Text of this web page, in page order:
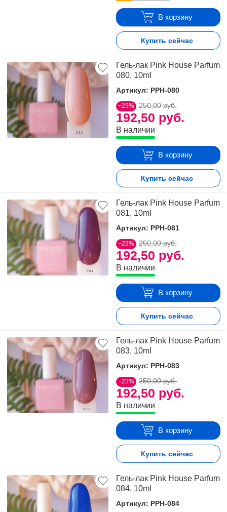
В корзину
Купить сейчас
Гель-лак Pink House Parfum
080, 10ml
Артикул: PPH-080
−23%
192,50 руб.
250,00 руб.
В наличии
В корзину
Купить сейчас
Гель-лак Pink House Parfum
081, 10ml
Артикул: PPH-081
−23%
192,50 руб.
250,00 руб.
В наличии
В корзину
Купить сейчас
Гель-лак Pink House Parfum
083, 10ml
Артикул: PPH-083
−23%
192,50 руб.
250,00 руб.
В наличии
В корзину
Купить сейчас
Гель-лак Pink House Parfum
084, 10ml
Артикул: PPH-084